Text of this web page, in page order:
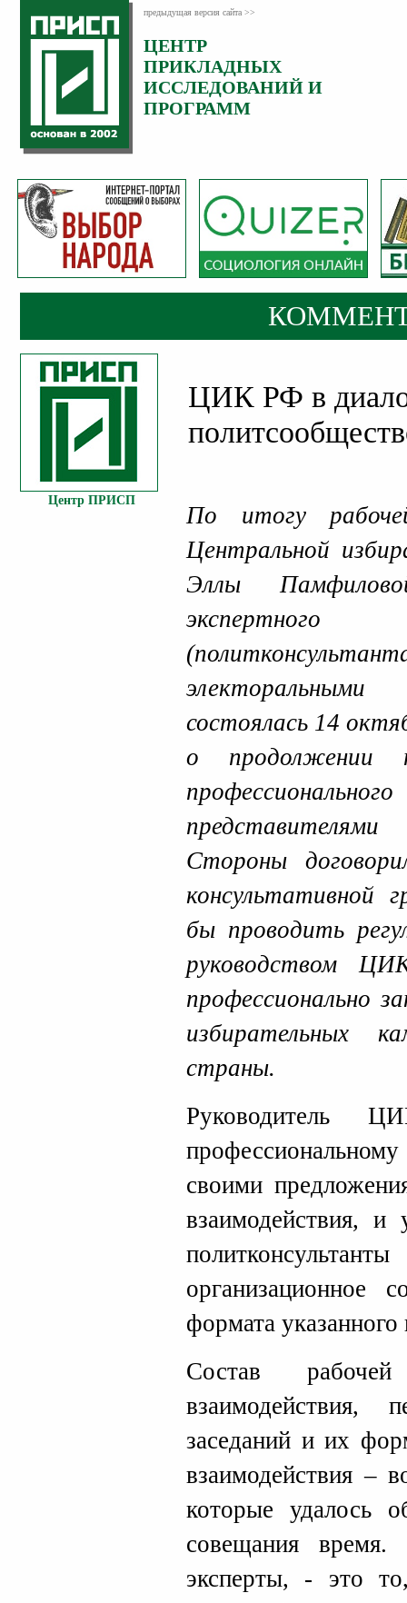
предыдущая версия сайта >>
ЦЕНТР
ПРИКЛАДНЫХ
ИССЛЕДОВАНИЙ И
ПРОГРАММ
Центр ПРИСП
ЦИК РФ в
По итогу
Центральной
Эллы
состоялась 14
о продолжении
представителями
Стороны
консультативной
бы проводить
руководством
профессионально
избирательных
страны.
Руководитель
своими
взаимодействия,
организационное
формата указанного
Состав
взаимодействия,
заседаний и их
взаимодействия –
которые удалось
совещания
эксперты, - это
Категория:
Комментарии